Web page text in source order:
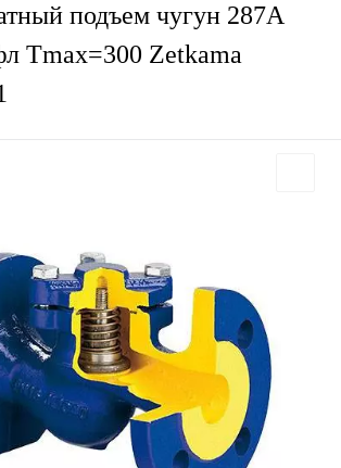
подъем чугун 287A
Tmax=300 Zetkama